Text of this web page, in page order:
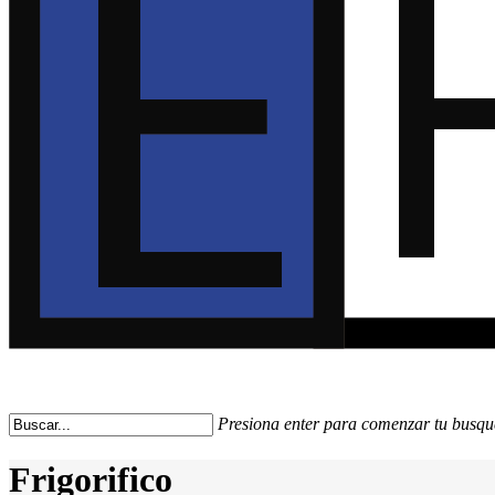
Presiona enter para comenzar tu
Search
Frigorifico